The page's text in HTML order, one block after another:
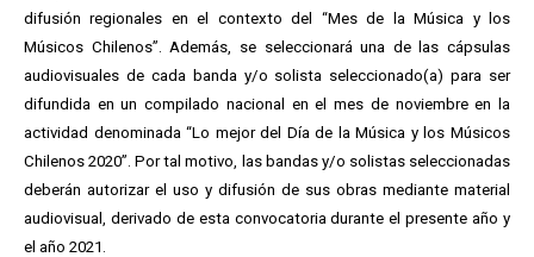
difusión regionales en el contexto del “Mes de la Música y los
Músicos Chilenos”. Además, se seleccionará una de las cápsulas
audiovisuales de cada banda y/o solista seleccionado(a) para ser
difundida en un compilado nacional en el mes de noviembre en la
actividad denominada “Lo mejor del Día de la Música y los Músicos
Chilenos 2020”. Por tal motivo, las bandas y/o solistas seleccionadas
deberán autorizar el uso y difusión de sus obras mediante material
audiovisual, derivado de esta convocatoria durante el presente año y
el año 2021.